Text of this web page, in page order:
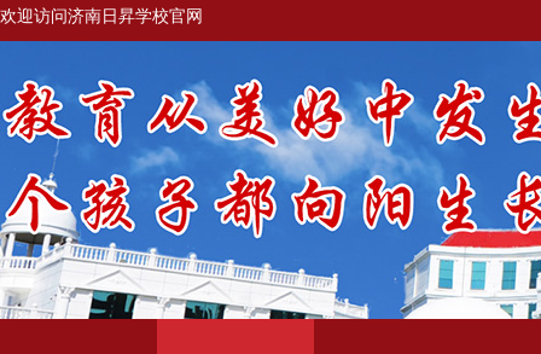
欢迎访问济南日昇学校官网